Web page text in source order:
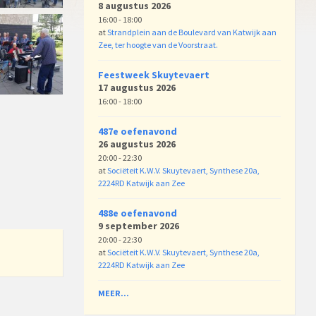
8 augustus 2026
16:00 - 18:00
atStrandplein aan de Boulevard van Katwijk aan
Zee, ter hoogte van de Voorstraat.
Feestweek Skuytevaert
17 augustus 2026
16:00 - 18:00
487e oefenavond
26 augustus 2026
20:00 - 22:30
atSociëteit K.W.V. Skuytevaert, Synthese 20a,
2224RD Katwijk aan Zee
488e oefenavond
9 september 2026
20:00 - 22:30
atSociëteit K.W.V. Skuytevaert, Synthese 20a,
2224RD Katwijk aan Zee
MEER...